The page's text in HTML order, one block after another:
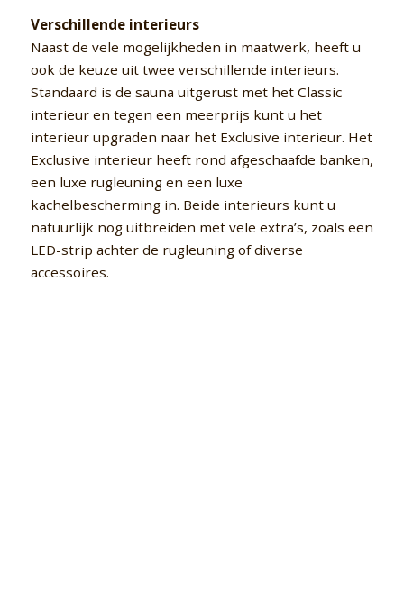
Verschillende interieurs
Naast de vele mogelijkheden in maatwerk, heeft u
ook de keuze uit twee verschillende interieurs.
Standaard is de sauna uitgerust met het Classic
interieur en tegen een meerprijs kunt u het
interieur upgraden naar het Exclusive interieur. Het
Exclusive interieur heeft rond afgeschaafde banken,
een luxe rugleuning en een luxe
kachelbescherming in. Beide interieurs kunt u
natuurlijk nog uitbreiden met vele extra’s, zoals een
LED-strip achter de rugleuning of diverse
accessoires.